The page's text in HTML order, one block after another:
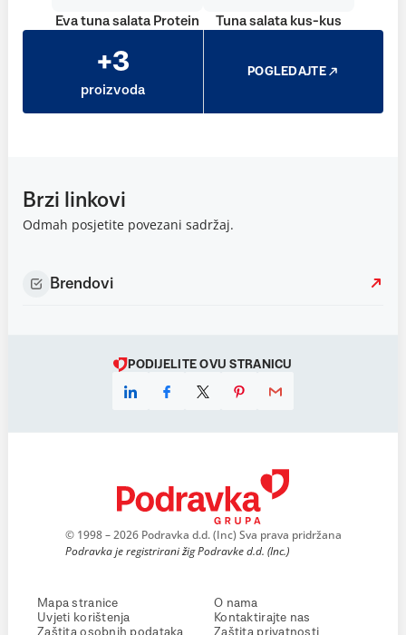
Eva tuna salata Protein Tuna salata kus-kus
+3
proizvoda
POGLEDAJTE
Brzi linkovi
Odmah posjetite povezani sadržaj.
Brendovi
PODIJELITE OVU STRANICU
© 1998 – 2026 Podravka d.d. (Inc) Sva prava pridržana
Podravka je registrirani žig Podravke d.d. (Inc.)
Mapa stranice
Uvjeti korištenja
Zaštita osobnih podataka
O nama
Kontaktirajte nas
Zaštita privatnosti